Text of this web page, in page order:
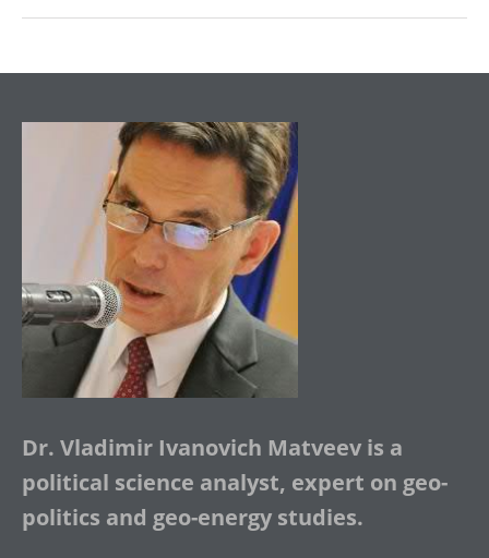
Dr. Vladimir Ivanovich Matveev is a
political science analyst, expert on geo-
politics and geo-energy studies.